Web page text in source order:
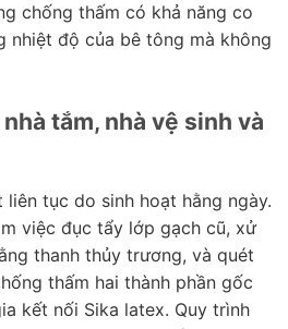
chống thấm có khả năng co
nhiệt độ của bê tông mà không
tắm, nhà vệ sinh và
tục do sinh hoạt hằng ngày.
việc đục tẩy lớp gạch cũ, xử
thanh thủy trương, và quét
thấm hai thành phần gốc
kết nối Sika latex. Quy trình